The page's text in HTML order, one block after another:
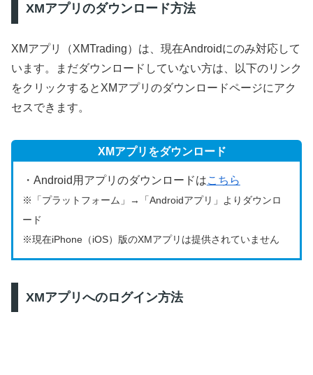
XMアプリのダウンロード方法
XMアプリ（XMTrading）は、現在Androidにのみ対応して
います。まだダウンロードしていない方は、以下のリンク
をクリックするとXMアプリのダウンロードページにアク
セスできます。
XMアプリをダウンロード
・Android用アプリのダウンロードはこちら
※「プラットフォーム」→「Androidアプリ」よりダウンロ
ード
※現在iPhone（iOS）版のXMアプリは提供されていません
XMアプリへのログイン方法